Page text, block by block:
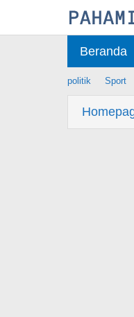
Beranda
politik Sport